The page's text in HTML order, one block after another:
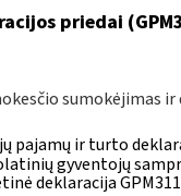
priedai
sumokėjimas
pajamų ir turto
gyventojų
deklaracija